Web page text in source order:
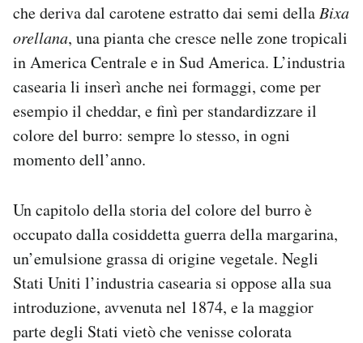
che deriva dal carotene estratto dai semi dellaBixa
orellana, una pianta che cresce nelle zone tropicali
in America Centrale e in Sud America. L’industria
casearia li inserì anche nei formaggi, come per
esempio il cheddar, e finì per standardizzare il
colore del burro: sempre lo stesso, in ogni
momento dell’anno.
Un capitolo della storia del colore del burro è
occupato dalla cosiddetta guerra della margarina,
un’emulsione grassa di origine vegetale. Negli
Stati Uniti l’industria casearia si oppose alla sua
introduzione, avvenuta nel 1874, e la maggior
parte degli Stati vietò che venisse colorata